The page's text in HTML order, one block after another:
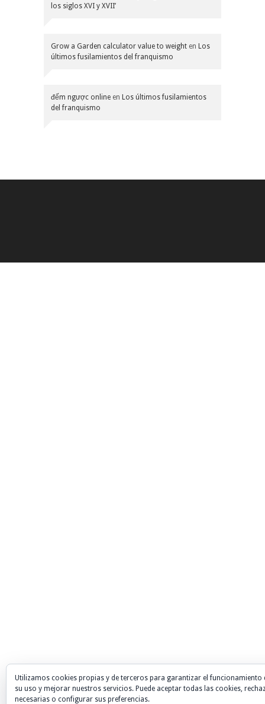
los siglos XVI y XVII’
Grow a Garden calculator value to weight en Los
últimos fusilamientos del franquismo
đếm ngược online en Los últimos fusilamientos
del franquismo
Utilizamos cookies propias y de terceros para garantizar el funcionamiento
su uso y mejorar nuestros servicios. Puede aceptar todas las cookies,
necesarias o configurar sus preferencias.